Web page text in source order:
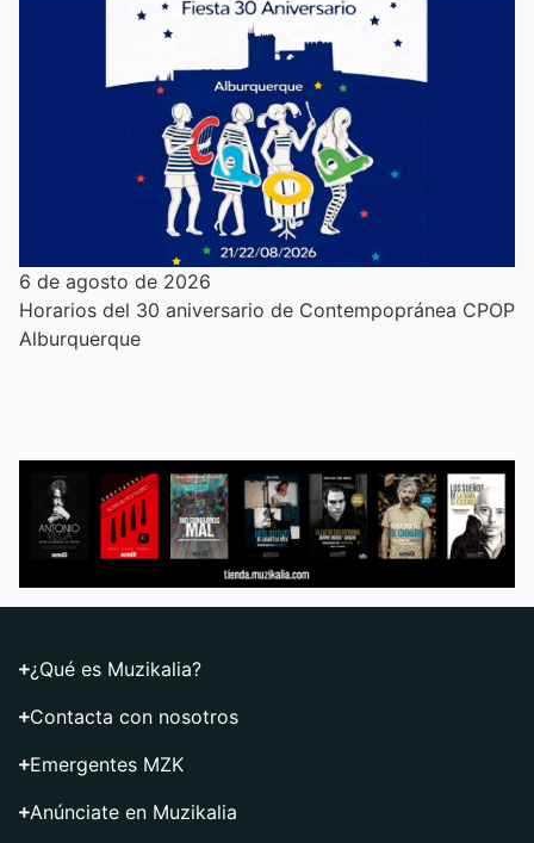
6 de agosto de 2026
Horarios del 30 aniversario de Contempopránea CPOP
Alburquerque
¿Qué es Muzikalia?
Contacta con nosotros
Emergentes MZK
Anúnciate en Muzikalia